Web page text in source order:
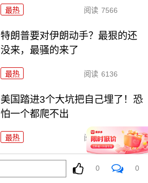
最热 阅读 7566
特朗普要对伊朗动手？最狠的还
没来，最骚的来了
最热 阅读 6136
美国踏进3个大坑把自己埋了！恐
怕一个都爬不出
最热 阅读 17756
政治自杀！菲律宾防长，你这是
在给菲律宾掘墓！
0 0